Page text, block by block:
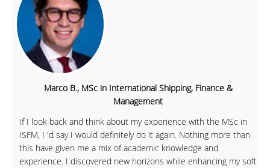
Marco B., MSc in International Shipping, Finance &
Management
If I look back and think about my experience with the MSc in
ISFM, I 'd say I would definitely do it again. Nothing more than
this have given me a mix of academic knowledge and
experience. I discovered new horizons while enhancing my soft